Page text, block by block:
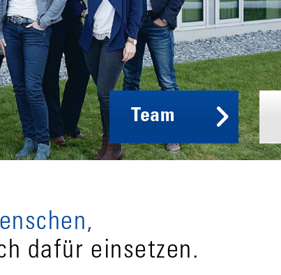
Team
dafür einsetzen.